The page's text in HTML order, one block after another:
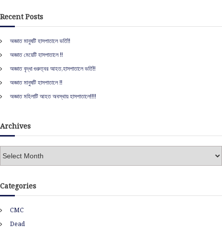
n
r
c
f
o
r
h
Recent Posts
অজ্ঞাত মানুষটি হাসপাতালে ভর্তি!!
অজ্ঞাত মেয়েটি হাসপাতালে !!
অজ্ঞাত বৃদ্ধা গুরুত্বর আহত,হাসপাতালে ভর্তি!!
অজ্ঞাত মানুষটি হাসপাতালে !!
অজ্ঞাত মহিলাটি আহত অবস্থায় হাসপাতালে!!!!
Archives
h
e
s
Categories
CMC
Dead